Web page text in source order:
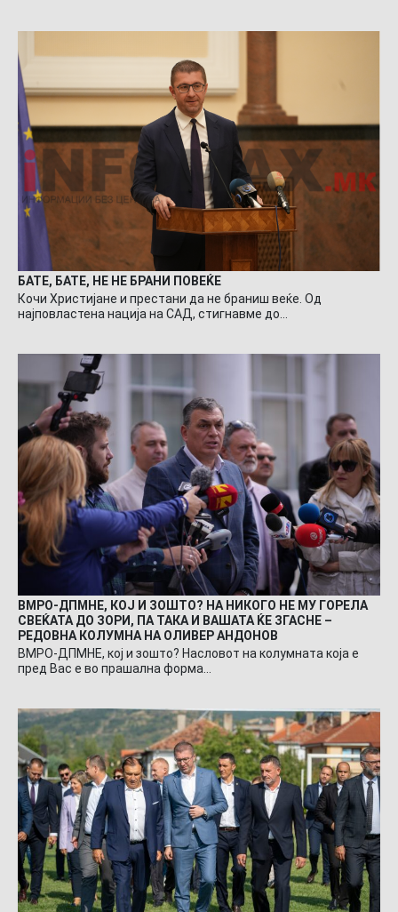
БАТЕ, БАТЕ, НЕ НЕ БРАНИ ПОВЕЌЕ
Кочи Христијане и престани да не браниш веќе. Од
најповластена нација на САД, стигнавме до…
ВМРО-ДПМНЕ, КОЈ И ЗОШТО? НА НИКОГО НЕ МУ ГОРЕЛА
СВЕЌАТА ДО ЗОРИ, ПА ТАКА И ВАШАТА ЌЕ ЗГАСНЕ –
РЕДОВНА КОЛУМНА НА ОЛИВЕР АНДОНОВ
ВМРО-ДПМНЕ, кој и зошто? Насловот на колумната која е
пред Вас е во прашална форма…